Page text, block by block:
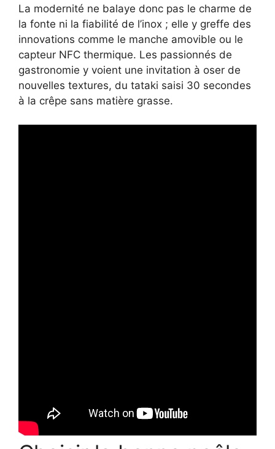
La modernité ne balaye donc pas le charme de
la fonte ni la fiabilité de l’inox ; elle y greffe des
innovations comme le manche amovible ou le
capteur NFC thermique. Les passionnés de
gastronomie y voient une invitation à oser de
nouvelles textures, du tataki saisi 30 secondes
à la crêpe sans matière grasse.